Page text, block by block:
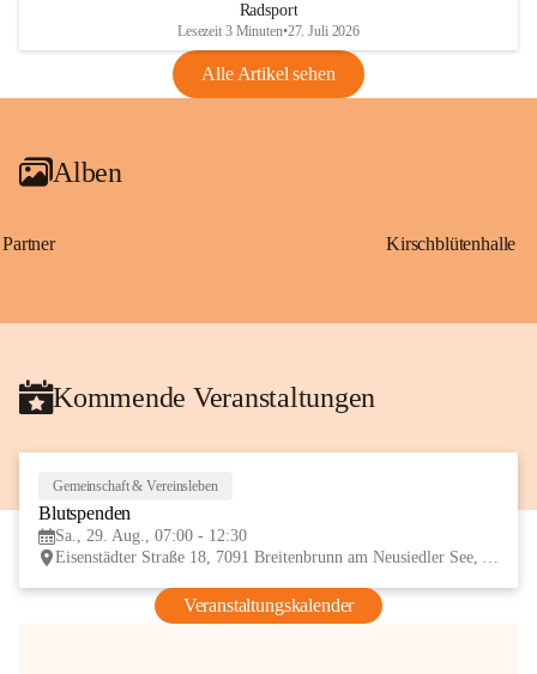
VBl. EU Nr. 18_2026
Radsport
Lesezeit 3 Minuten•27. Juli 2026
Alle Artikel sehen
Alben
Partner Kirschblütenhalle
Kommende Veranstaltungen
Gemeinschaft & Vereinsleben
Blutspenden
Sa., 29. Aug., 07:00 - 12:30
Eisenstädter Straße 18, 7091 Breitenbrunn am Neusiedler See, AUT
Veranstaltungskalender